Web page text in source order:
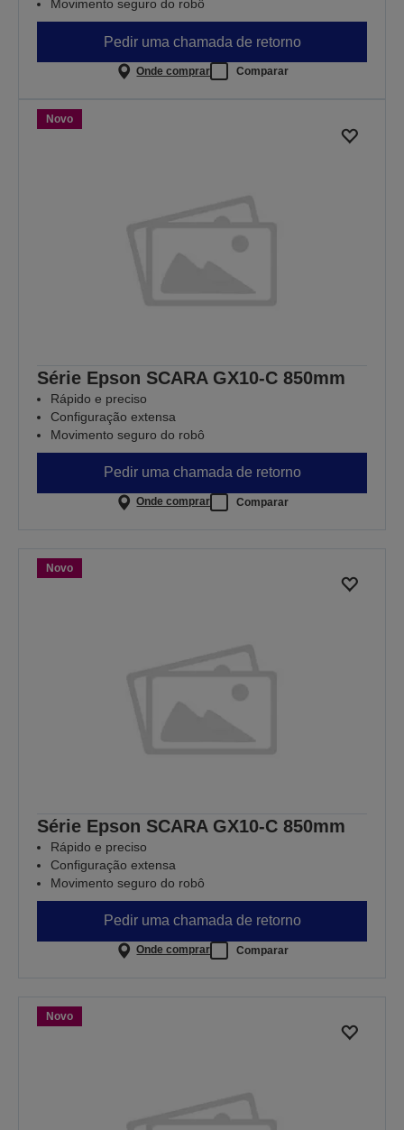
Movimento seguro do robô
Pedir uma chamada de retorno
Onde comprar Comparar
Novo
Série Epson SCARA GX10-C 850mm
Rápido e preciso
Configuração extensa
Movimento seguro do robô
Pedir uma chamada de retorno
Onde comprar Comparar
Novo
Série Epson SCARA GX10-C 850mm
Rápido e preciso
Configuração extensa
Movimento seguro do robô
Pedir uma chamada de retorno
Onde comprar Comparar
Novo